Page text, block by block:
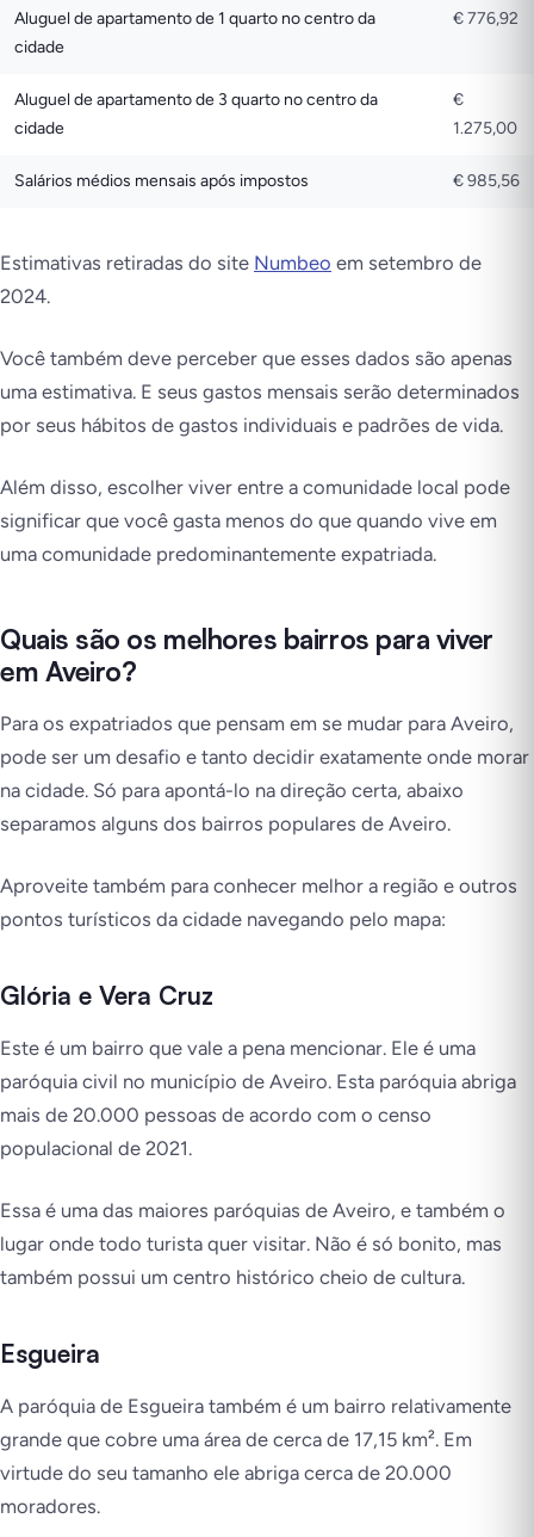
Aluguel de apartamento de 1 quarto no centro da
cidade
€ 776,92
Aluguel de apartamento de 3 quarto no centro da
cidade
€
1.275,00
Salários médios mensais após impostos € 985,56
Estimativas retiradas do site Numbeo em setembro de
2024.
Você também deve perceber que esses dados são apenas
uma estimativa. E seus gastos mensais serão determinados
por seus hábitos de gastos individuais e padrões de vida.
Além disso, escolher viver entre a comunidade local pode
significar que você gasta menos do que quando vive em
uma comunidade predominantemente expatriada.
Quais são os melhores bairros para viver
em Aveiro?
Para os expatriados que pensam em se mudar para Aveiro,
pode ser um desafio e tanto decidir exatamente onde morar
na cidade. Só para apontá-lo na direção certa, abaixo
separamos alguns dos bairros populares de Aveiro.
Aproveite também para conhecer melhor a região e outros
pontos turísticos da cidade navegando pelo mapa:
Glória e Vera Cruz
Este é um bairro que vale a pena mencionar. Ele é uma
paróquia civil no município de Aveiro. Esta paróquia abriga
mais de 20.000 pessoas de acordo com o censo
populacional de 2021.
Essa é uma das maiores paróquias de Aveiro, e também o
lugar onde todo turista quer visitar. Não é só bonito, mas
também possui um centro histórico cheio de cultura.
Esgueira
A paróquia de Esgueira também é um bairro relativamente
grande que cobre uma área de cerca de 17,15 km². Em
virtude do seu tamanho ele abriga cerca de 20.000
moradores.